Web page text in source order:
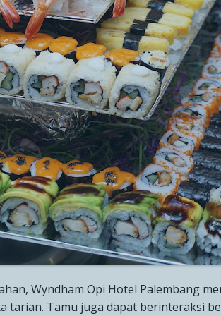
Wyndham Opi Hotel Palembang
tarian. Tamu juga dapat berinteraksi